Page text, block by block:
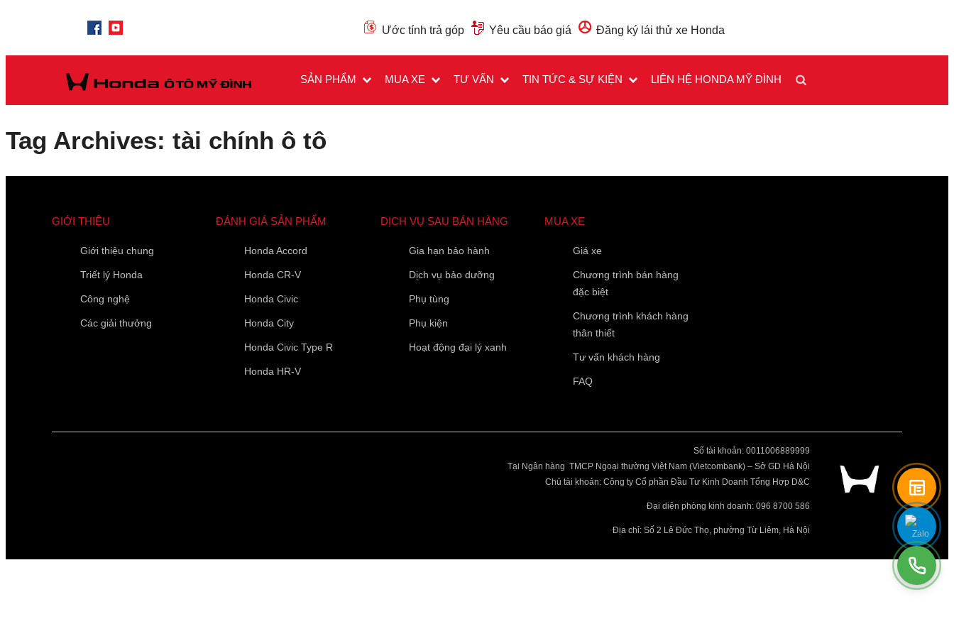
Ước tính trả góp Yêu cầu báo giá Đăng ký lái thử xe Honda
SẢN PHẨM MUA XE TƯ VẤN TIN TỨC & SỰ KIỆN LIÊN HỆ HONDA MỸ ĐÌNH
Tag Archives: tài chính ô tô
GIỚI THIỆU
Giới thiệu chung
Triết lý Honda
Công nghệ
Các giải thưởng
ĐÁNH GIÁ SẢN PHẨM
Honda Accord
Honda CR-V
Honda Civic
Honda City
Honda Civic Type R
Honda HR-V
DỊCH VỤ SAU BÁN HÀNG
Gia hạn bảo hành
Dịch vụ bảo dưỡng
Phụ tùng
Phụ kiện
Hoạt động đại lý xanh
MUA XE
Giá xe
Chương trình bán hàng
đặc biệt
Chương trình khách hàng
thân thiết
Tư vấn khách hàng
FAQ
Số tài khoản: 0011006889999
Tại Ngân hàng TMCP Ngoại thường Việt Nam (Vietcombank) – Sở GD Hà Nội
Chủ tài khoản: Công ty Cổ phần Đầu Tư Kinh Doanh Tổng Hợp D&C
Đại diện phòng kinh doanh: 096 8700 586
Địa chỉ: Số 2 Lê Đức Thọ, phường Từ Liêm, Hà Nội
Các trường được đánh dấu *là bắt buộc
10 của 10 Ký tự còn lại